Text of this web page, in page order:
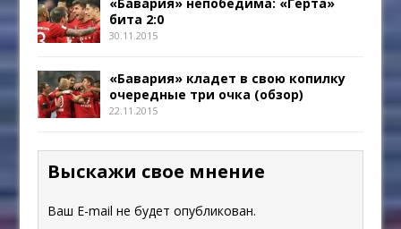
бита 2:0
30.11.2015
«Бавария» кладет в свою копилку
очередные три очка (обзор)
22.11.2015
Выскажи свое мнение
Ваш E-mail не будет опубликован.